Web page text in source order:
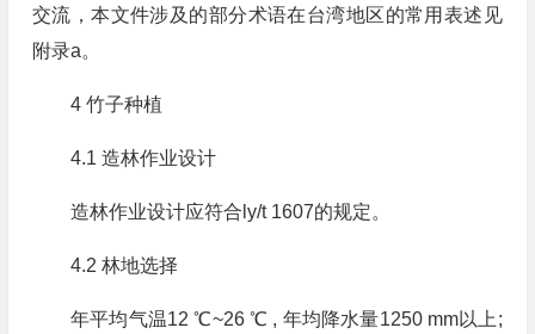
交流，本文件涉及的部分术语在台湾地区的常用表述见
附录a。
4 竹子种植
4.1 造林作业设计
造林作业设计应符合ly/t 1607的规定。
4.2 林地选择
年平均气温12 ℃~26 ℃ , 年均降水量1250 mm以上;